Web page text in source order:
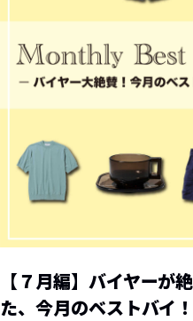
【７月編】バイヤーが
た、今月のベストバイ！